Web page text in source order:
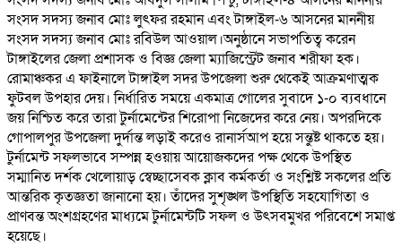
সংসদ সদস্য জনাব মোঃ লুৎফর রহমান এবং টাঙ্গাইল-৬ আসনের মাননীয়
সংসদ সদস্য জনাব মোঃ রবিউল আওয়াল।অনুষ্ঠানে সভাপতিত্ব করেন
টাঙ্গাইলের জেলা প্রশাসক ও বিজ্ঞ জেলা ম্যাজিস্ট্রেট জনাব শরীফা হক।
রোমাঞ্চকর এ ফাইনালে টাঙ্গাইল সদর উপজেলা শুরু থেকেই আক্রমণাত্মক
ফুটবল উপহার দেয়। নির্ধারিত সময়ে একমাত্র গোলের সুবাদে ১-০ ব্যবধানে
জয় নিশ্চিত করে তারা টুর্নামেন্টের শিরোপা নিজেদের করে নেয়। অপরদিকে
গোপালপুর উপজেলা দুর্দান্ত লড়াই করেও রানার্সআপ হয়ে সন্তুষ্ট থাকতে হয়।
টুর্নামেন্ট সফলভাবে সম্পন্ন হওয়ায় আয়োজকদের পক্ষ থেকে উপস্থিত
সম্মানিত দর্শক খেলোয়াড় স্বেচ্ছাসেবক ক্লাব কর্মকর্তা ও সংশ্লিষ্ট সকলের প্রতি
আন্তরিক কৃতজ্ঞতা জানানো হয়। তাঁদের সুশৃঙ্খল উপস্থিতি সহযোগিতা ও
প্রাণবন্ত অংশগ্রহণের মাধ্যমে টুর্নামেন্টটি সফল ও উৎসবমুখর পরিবেশে সমাপ্ত
হয়েছে।